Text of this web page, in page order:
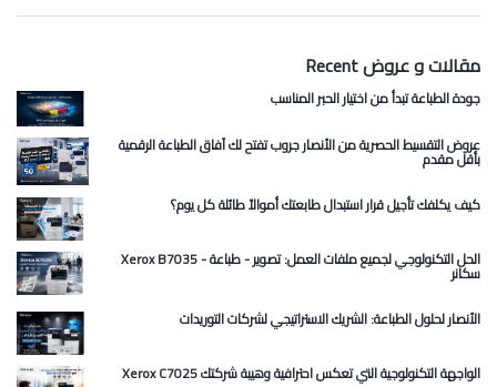
Recent مقالات و عروض
جودة الطباعة تبدأ من اختيار الحبر المناسب
عروض التقسيط الحصرية من الأنصار جروب تفتح لك آفاق الطباعة الرقمية
بأقل مقدم
كيف يكلفك تأجيل قرار استبدال طابعتك أموالاً طائلة كل يوم؟
Xerox B7035 الحل التكنولوجي لجميع ملفات العمل: تصوير - طباعة -
سكانر
الأنصار لحلول الطباعة: الشريك الاستراتيجي لشركات التوريدات
Xerox C7025 الواجهة التكنولوجية التي تعكس احترافية وهيبة شركتك